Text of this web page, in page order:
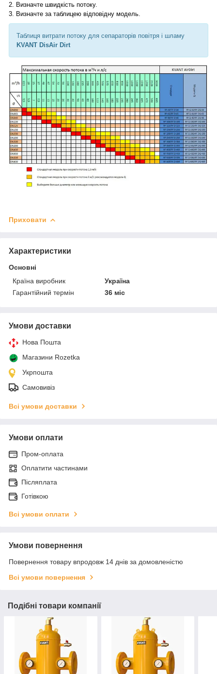
2. Визначте швидкість потоку.
3. Визначте за таблицею відповідну модель.
Таблиця витрати потоку для сепараторів повітря і шламу
KVANT DisAir Dirt
Приховати
Характеристики
Основні
Країна виробник
Україна
Гарантійний термін
36 міс
Умови доставки
Нова Пошта
Магазини Rozetka
Укрпошта
Самовивіз
Всі умови доставки
Умови оплати
Пром-оплата
Оплатити частинами
Післяплата
Готівкою
Всі умови оплати
Умови повернення
Повернення товару впродовж 14 днів за домовленістю
Всі умови повернення
Подібні товари компанії